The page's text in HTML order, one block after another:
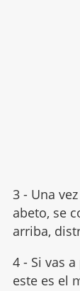
3 - Una
abeto, se
arriba,
4 - Si vas
este es el